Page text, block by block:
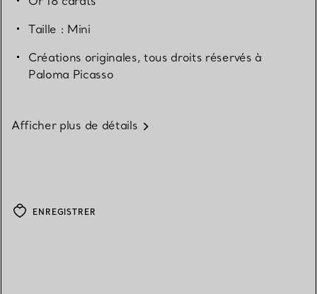
Taille : Mini
Créations originales, tous droits réservés à
Paloma Picasso
Afficher plus de détails
ENREGISTRER